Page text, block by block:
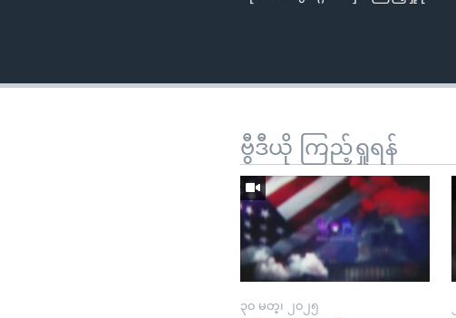
ဗွီဒီယို ကြည့်ရှုရန်
၃၀ မတ္၊ ၂၀၂၅